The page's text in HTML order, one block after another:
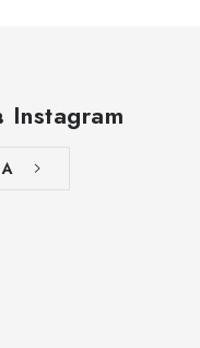
Instagram